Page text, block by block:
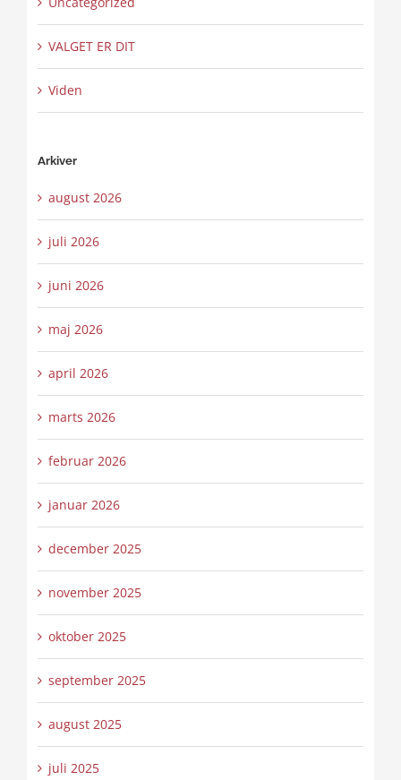
VALGET ER DIT
Viden
Arkiver
august 2026
juli 2026
juni 2026
maj 2026
april 2026
marts 2026
februar 2026
januar 2026
december 2025
november 2025
oktober 2025
september 2025
august 2025
juli 2025